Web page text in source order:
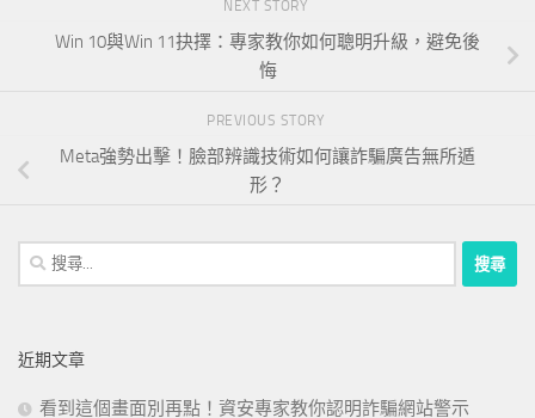
NEXT STORY
Win 10與Win 11抉擇：專家教你如何聰明升級，避免後
悔
PREVIOUS STORY
Meta強勢出擊！臉部辨識技術如何讓詐騙廣告無所遁
形？
搜
尋
字:
近期文章
看到這個畫面別再點！資安專家教你認明詐騙網站警示